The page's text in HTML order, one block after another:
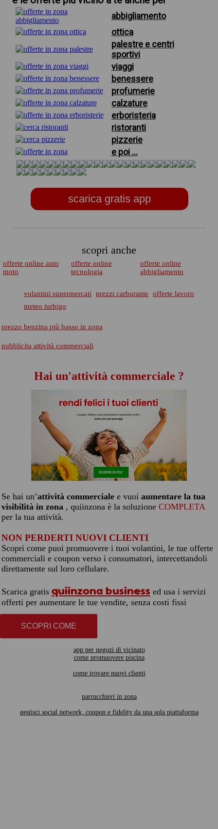
abbigliamento
ottica
palestre e centri
sportivi
viaggi
benessere
profumerie
calzature
erboristeria
ristoranti
pizzerie
e poi ...
scarica gratis app
scopri anche
offerte online auto
moto
offerte online
tecnologia
offerte online
abbigliamento
volantini supermercati prezzi carburante
offerte lavoro
meteo turbigo
prezzo benzina più basso in zona
pubblicita attività commerciali
Hai un'attività commerciale ?
Se hai un’attività commerciale e vuoi aumentare la tua
visibilità in zona , quiinzona è la soluzione COMPLETA
per la tua attività.
NON PERDERTI NUOVI CLIENTI
Scopri come puoi promuovere i tuoi volantini, le tue offerte
commerciali e coupon verso i consumatori, intercettandoli
direttamente sul loro cellulare.
Scarica gratis quiinzona business ed usa i servizi
offerti per aumentare le tue vendite, senza costi fissi
SCOPRI COME
app per negozi di vicinato
come promuovere piscina
come trovare nuovi clienti
parrucchieri in zona
gestisci social network, coupon e fidelity da una sola piattaforma